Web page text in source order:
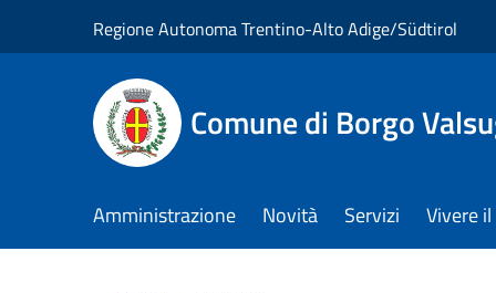
Regione Autonoma Trentino-Alto Adige/Südtirol
Comune di Borgo
Amministrazione Novità Servizi Vivere